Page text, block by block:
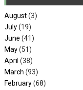
August(3)
July(19)
June (41)
May(51)
April (38)
March (93)
February(68)